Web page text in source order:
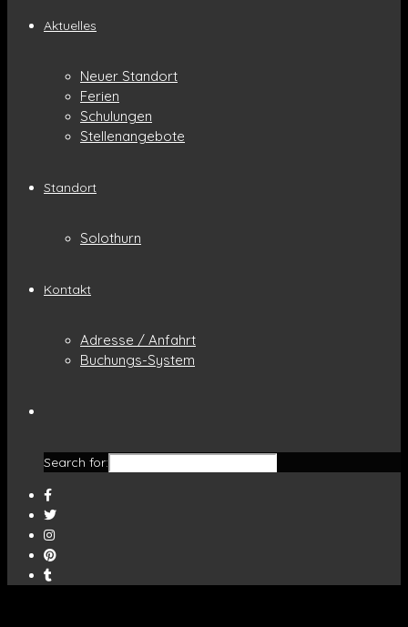
Aktuelles
Neuer Standort
Ferien
Schulungen
Stellenangebote
Standort
Solothurn
Kontakt
Adresse / Anfahrt
Buchungs-System
Search for: